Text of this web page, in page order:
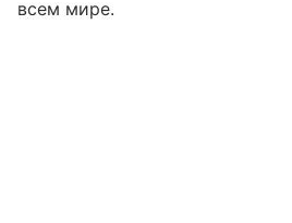
всем мире.